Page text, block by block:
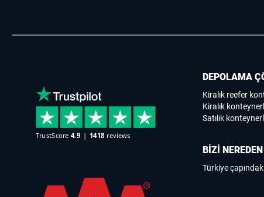
DEPOLAMA
Kiralık reefer
Kiralık
Satılık
BİZİ
Türkiye